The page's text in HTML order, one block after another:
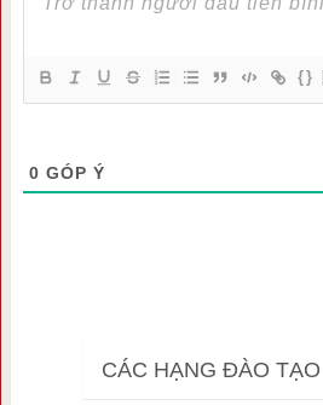
{}
0 GÓP Ý
CÁC HẠNG ĐÀO TẠO